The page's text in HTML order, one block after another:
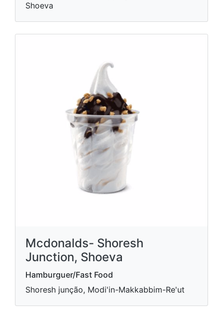
Shoeva
Mcdonalds- Shoresh
Junction, Shoeva
Hamburguer/Fast Food
Shoresh junção, Modi'in-Makkabbim-Re'ut